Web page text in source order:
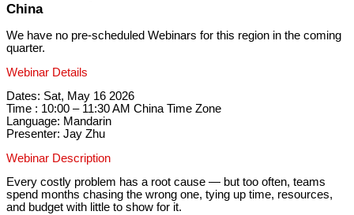
China
We have no pre-scheduled Webinars for this region in the coming
quarter.
Webinar Details
Dates: Sat, May 16 2026
Time : 10:00 – 11:30 AM China Time Zone
Language: Mandarin
Presenter: Jay Zhu
Webinar Description
Every costly problem has a root cause — but too often, teams
spend months chasing the wrong one, tying up time, resources,
and budget with little to show for it.